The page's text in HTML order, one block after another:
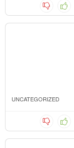
UNCATEGORIZED